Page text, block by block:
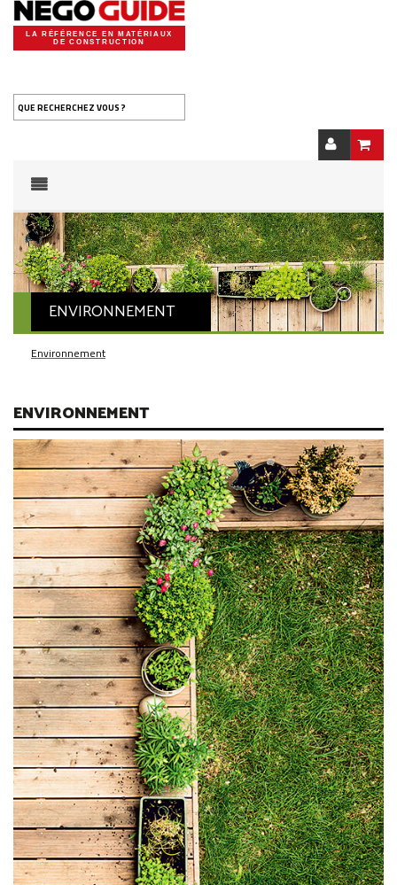
LA RÉFÉRENCE EN MATÉRIAUX
DE CONSTRUCTION
QUE RECHERCHEZ VOUS ?
ENVIRONNEMENT
Environnement
ENVIRONNEMENT